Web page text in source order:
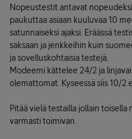
Nopeustestit antavat
paukuttaa asiaan kuuluvaa 10
satunnaiseksi ajaksi. Eräässä
saksaan ja jenkkeihin kuin
ja sovelluskohtaisia testejä.
Modeemi kättelee 24/2 ja
olemattomat. Kyseessä siis 10/2
Pitää vielä testailla jollain
varmasti toimivan.